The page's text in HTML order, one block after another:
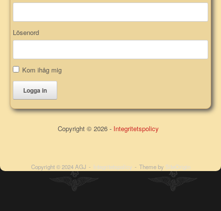
Lösenord
Kom ihåg mig
Logga in
Copyright © 2026 - Integritetspolicy
Copyright © 2024 AGJ Integritetspolicy Theme by SiteOrigin